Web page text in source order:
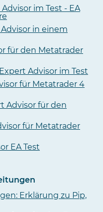
im Test - EA
in einem
für den Metatrader
Advisor im Test
für Metatrader 4
Advisor für den
für Metatrader
EA Test
Erklärung zu Pip,